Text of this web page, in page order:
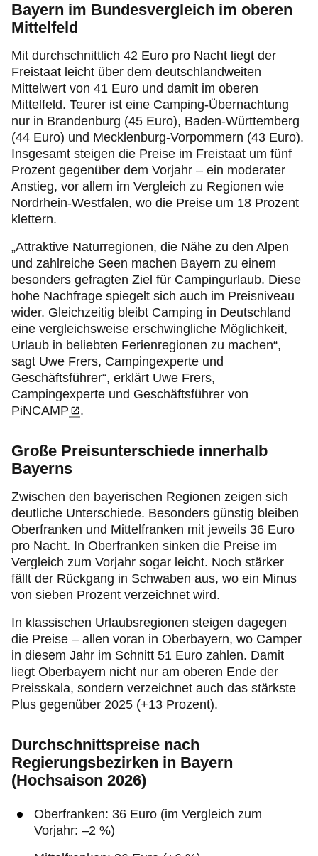
Bayern im Bundesvergleich im oberen
Mittelfeld
Mit durchschnittlich 42 Euro pro Nacht liegt der
Freistaat leicht über dem deutschlandweiten
Mittelwert von 41 Euro und damit im oberen
Mittelfeld. Teurer ist eine Camping-Übernachtung
nur in Brandenburg (45 Euro), Baden-Württemberg
(44 Euro) und Mecklenburg-Vorpommern (43 Euro).
Insgesamt steigen die Preise im Freistaat um fünf
Prozent gegenüber dem Vorjahr – ein moderater
Anstieg, vor allem im Vergleich zu Regionen wie
Nordrhein-Westfalen, wo die Preise um 18 Prozent
klettern.
„Attraktive Naturregionen, die Nähe zu den Alpen
und zahlreiche Seen machen Bayern zu einem
besonders gefragten Ziel für Campingurlaub. Diese
hohe Nachfrage spiegelt sich auch im Preisniveau
wider. Gleichzeitig bleibt Camping in Deutschland
eine vergleichsweise erschwingliche Möglichkeit,
Urlaub in beliebten Ferienregionen zu machen“,
sagt Uwe Frers, Campingexperte und
Geschäftsführer“, erklärt Uwe Frers,
Campingexperte und Geschäftsführer von
PiNCAMP
.
Große Preisunterschiede innerhalb
Bayerns
Zwischen den bayerischen Regionen zeigen sich
deutliche Unterschiede. Besonders günstig bleiben
Oberfranken und Mittelfranken mit jeweils 36 Euro
pro Nacht. In Oberfranken sinken die Preise im
Vergleich zum Vorjahr sogar leicht. Noch stärker
fällt der Rückgang in Schwaben aus, wo ein Minus
von sieben Prozent verzeichnet wird.
In klassischen Urlaubsregionen steigen dagegen
die Preise – allen voran in Oberbayern, wo Camper
in diesem Jahr im Schnitt 51 Euro zahlen. Damit
liegt Oberbayern nicht nur am oberen Ende der
Preisskala, sondern verzeichnet auch das stärkste
Plus gegenüber 2025 (+13 Prozent).
Durchschnittspreise nach
Regierungsbezirken in Bayern
(Hochsaison 2026)
Oberfranken: 36 Euro (im Vergleich zum
Vorjahr: –2 %)